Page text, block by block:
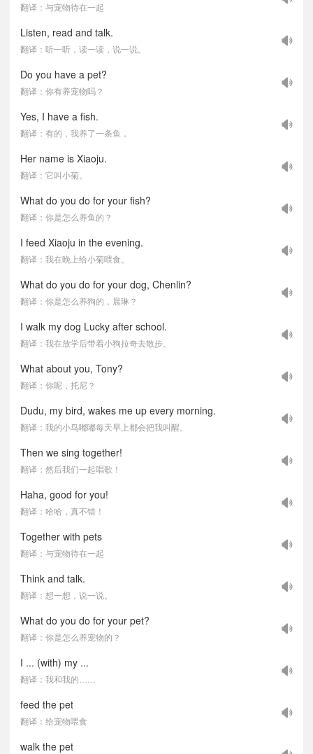
翻译：与宠物待在一起
Listen, read and talk.
翻译：听一听，读一读，说一说。
Do you have a pet?
翻译：你有养宠物吗？
Yes, I have a fish.
翻译：有的，我养了一条鱼，
Her name is Xiaoju.
翻译：它叫小菊。
What do you do for your fish?
翻译：你是怎么养鱼的？
I feed Xiaoju in the evening.
翻译：我在晚上给小菊喂食。
What do you do for your dog, Chenlin?
翻译：你是怎么养狗的，晨琳？
I walk my dog Lucky after school.
翻译：我在放学后带着小狗拉奇去散步。
What about you, Tony?
翻译：你呢，托尼？
Dudu, my bird, wakes me up every morning.
翻译：我的小鸟嘟嘟每天早上都会把我叫醒。
Then we sing together!
翻译：然后我们一起唱歌！
Haha, good for you!
翻译：哈哈，真不错！
Together with pets
翻译：与宠物待在一起
Think and talk.
翻译：想一想，说一说。
What do you do for your pet?
翻译：你是怎么养宠物的？
I ... (with) my ...
翻译：我和我的……
feed the pet
翻译：给宠物喂食
walk the pet